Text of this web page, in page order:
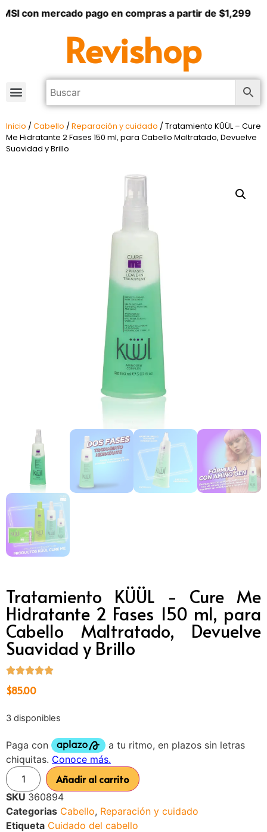
con mercado pago en compras a partir de $1,299
Revishop
Inicio / Cabello / Reparación y cuidado / Tratamiento KÜÜL – Cure
Me Hidratante 2 Fases 150 ml, para Cabello Maltratado, Devuelve
Suavidad y Brillo
Tratamiento KÜÜL - Cure Me
Hidratante 2 Fases 150 ml, para
Cabello Maltratado, Devuelve
Suavidad y Brillo
$85.00
3 disponibles
Añadir al carrito
SKU 360894
Categorias Cabello, Reparación y cuidado
Etiqueta Cuidado del cabello